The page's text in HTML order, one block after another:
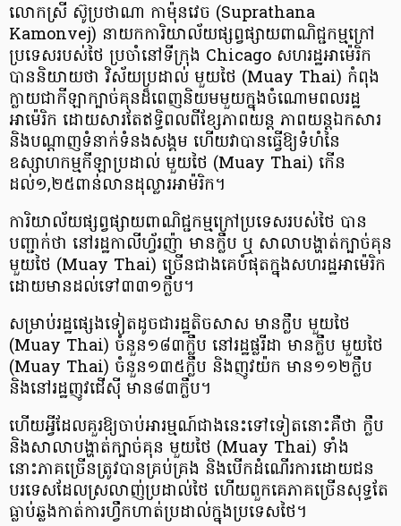
លោកស្រី ស៊ូប្រថាណា កាម៉ុនវេច (Suprathana
Kamonvej) នាយកការិយាល័យផ្សព្វផ្សាយពាណិជ្ជកម្មក្រៅ
ប្រទេសរបស់ថៃ ប្រចាំនៅទីក្រុង Chicago សហរដ្ឋអាម៉េរិក
បាននិយាយថា វិស័យប្រដាល់ មួយថៃ (Muay Thai) កំពុង
ក្លាយជាកីឡាក្បាច់គុនដ៏ពេញនិយមមួយក្នុងចំណោមពលរដ្ឋ
អាម៉េរិក ដោយសារតែឥទ្ធិពលពីខ្សែភាពយន្ត ភាពយន្តឯកសារ
និងបណ្ដាញទំនាក់ទំនងសង្គម ហើយវាបានធ្វើឱ្យទំហំនៃ
ឧស្សាហកម្មកីឡាប្រដាល់ មួយថៃ (Muay Thai) កើន
ដល់១,២៥ពាន់លានដុល្លារអាម៉រិក។
ការិយាល័យផ្សព្វផ្សាយពាណិជ្ជកម្មក្រៅប្រទេសរបស់ថៃ បាន
បញ្ជាក់ថា នៅរដ្ឋកាលីហ្វ័រញ៉ា មានក្លឹប ឬ សាលាបង្ហាត់ក្បាច់គុន
មួយថៃ (Muay Thai) ច្រើនជាងគេបំផុតក្នុងសហរដ្ឋអាម៉េរិក
ដោយមានដល់ទៅ៣៣១ក្លឹប។
សម្រាប់រដ្ឋផ្សេងទៀតដូចជារដ្ឋតិចសាស មានក្លឹប មួយថៃ
(Muay Thai) ចំនួន១៨៣ក្លឹប នៅរដ្ឋផ្លរីដា មានក្លឹប មួយថៃ
(Muay Thai) ចំនួន១៣៥ក្លឹប និងញូវយ៉ក មាន១១២ក្លឹប
និងនៅរដ្ឋញូវជើស៊ី មាន៨៣ក្លឹប។
ហើយអ្វីដែលគួរឱ្យចាប់អារម្មណ៍ជាងនេះទៅទៀតនោះគឺថា ក្លឹប
និងសាលាបង្ហាត់ក្បាច់គុន មួយថៃ (Muay Thai) ទាំង
នោះភាគច្រើនត្រូវបានគ្រប់គ្រង និងបើកដំណើរការដោយជន
បរទេសដែលស្រលាញ់ប្រដាល់ថៃ ហើយពួកគេភាគច្រើនសុទ្ធតែ
ធ្លាប់ឆ្លងកាត់ការហ្វឹកហាត់ប្រដាល់ក្នុងប្រទេសថៃ។